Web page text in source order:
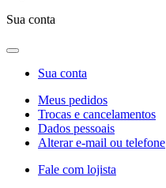
Sua conta
Sua conta
Meus pedidos
Trocas e cancelamentos
Dados pessoais
Alterar e-mail ou telefone
Fale com lojista